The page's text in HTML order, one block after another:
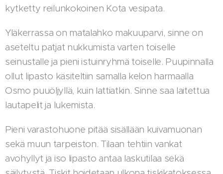
kytketty reilunkokoinen Kota vesipata.
Yläkerrassa on matalahko makuuparvi, sinne on
aseteltu patjat nukkumista varten toiselle
seinustalle ja pieni istuinryhmä toiselle. Puupinnalla
ollut lipasto käsiteltiin samalla kelon harmaalla
Osmo puuöljyllä, kuin lattiatkin. Sinne saa laitettua
lautapelit ja lukemista.
Pieni varastohuone pitää sisällään kuivamuonan
sekä muun tarpeiston. Tilaan tehtiin vankat
avohyllyt ja iso lipasto antaa laskutilaa sekä